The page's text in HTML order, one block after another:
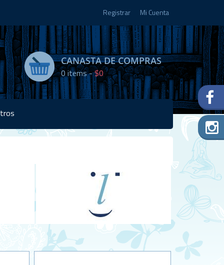
Registrar Mi Cuenta
CANASTA DE COMPRAS
0items -$0